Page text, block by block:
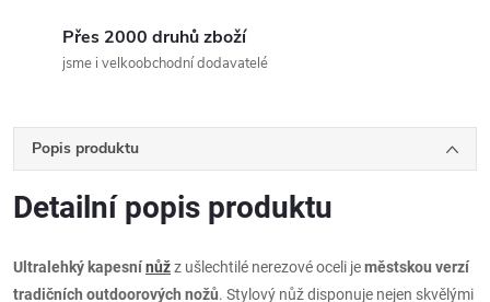
Přes 2000 druhů zboží
jsme i velkoobchodní dodavatelé
Popis produktu
Detailní popis produktu
Ultralehký kapesnínůžz ušlechtilé nerezové oceli jeměstskou verzí
tradičních outdoorových nožů. Stylový nůž disponuje nejen skvělými